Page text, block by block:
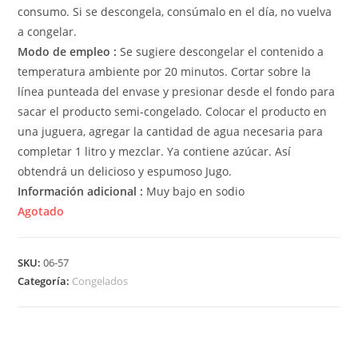
consumo. Si se descongela, consúmalo en el día, no vuelva
a congelar.
Modo de empleo :Se sugiere descongelar el contenido a
temperatura ambiente por 20 minutos. Cortar sobre la
línea punteada del envase y presionar desde el fondo para
sacar el producto semi-congelado. Colocar el producto en
una juguera, agregar la cantidad de agua necesaria para
completar 1 litro y mezclar. Ya contiene azúcar. Así
obtendrá un delicioso y espumoso Jugo.
Información adicional : Muy bajo en sodio
Agotado
SKU:06-57
Categoría: Congelados